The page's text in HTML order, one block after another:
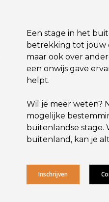
Een stage in het
betrekking tot jouw
maar ook over
een onwijs gave
helpt.
Wil je meer weten?
mogelijke
buitenlandse stage.
buitenland, kan je
Inschrijven